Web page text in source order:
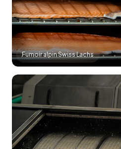
Fumoir alpin Swiss Lachs